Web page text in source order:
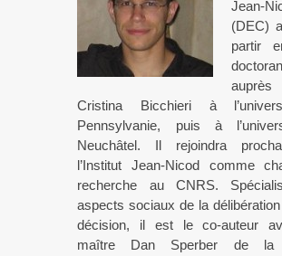
Jean-
(DEC)
partir
Cristina Bicchieri à
Pennsylvanie, puis à
Neuchâtel. Il rejoindra
l’Institut Jean-Nicod comme
recherche au CNRS.
aspects sociaux de la
décision, il est le co-auteur
maître Dan Sperber de la